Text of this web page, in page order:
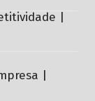
|
|